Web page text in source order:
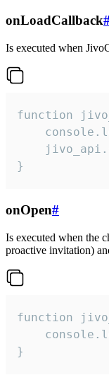
onLoadCallback
Is executed when
function
}
onOpen#
Is executed when the
proactive invitation)
function
}